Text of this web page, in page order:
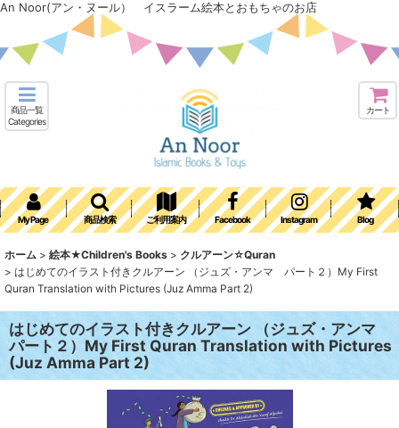
An Noor(アン・ヌール） イスラーム絵本とおもちゃのお店
商品一覧
Categories
カート
My Page 商品検索 ご利用案内 Facebook Instagram Blog
ホーム > 絵本★Children's Books > クルアーン☆Quran
> はじめてのイラスト付きクルアーン （ジュズ・アンマ パート２）My First
Quran Translation with Pictures (Juz Amma Part 2)
はじめてのイラスト付きクルアーン （ジュズ・アンマ
パート２）My First Quran Translation with Pictures
(Juz Amma Part 2)